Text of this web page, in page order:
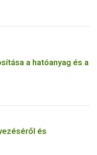
a hatóanyag és a
és